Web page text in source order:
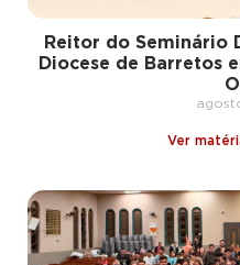
Reitor do Seminário
Diocese de Barretos
Ver